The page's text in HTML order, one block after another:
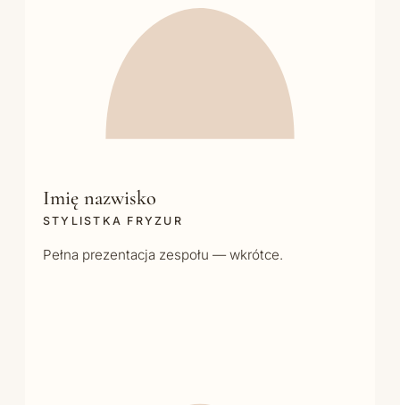
Imię nazwisko
STYLISTKA FRYZUR
Pełna prezentacja zespołu — wkrótce.